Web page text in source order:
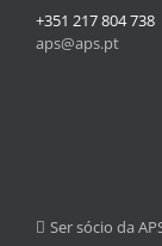
+351 217 804 738
aps@aps.pt
Ser sócio da